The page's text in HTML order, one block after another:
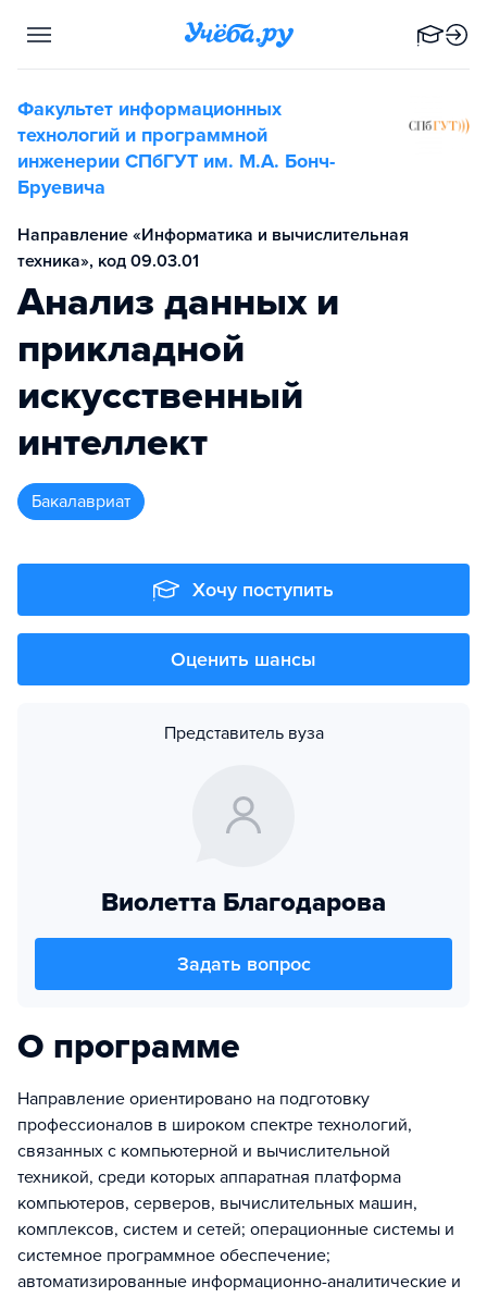
Факультет информационных
технологий и программной
инженерии СПбГУТ им. М.А. Бонч-
Бруевича
Направление «Информатика и вычислительная
техника», код 09.03.01
Анализ данных и
прикладной
искусственный
интеллект
бакалавриат
Хочу поступить
Оценить шансы
Представитель вуза
Виолетта Благодарова
Задать вопрос
О программе
Направление ориентировано на подготовку
профессионалов в широком спектре технологий,
связанных с компьютерной и вычислительной
техникой, среди которых аппаратная платформа
компьютеров, серверов, вычислительных машин,
комплексов, систем и сетей; операционные системы и
системное программное обеспечение;
автоматизированные информационно-аналитические и